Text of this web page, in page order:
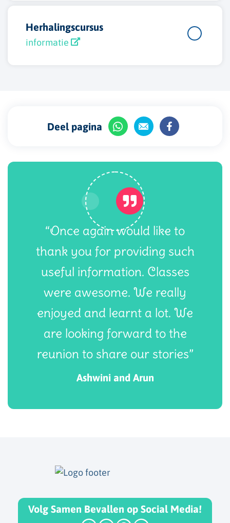
Herhalingscursus
informatie
Deel pagina
“Once again would like to
thank you for providing such
useful information. Classes
were awesome. We really
enjoyed and learnt a lot. We
are looking forward to the
reunion to share our stories”
Ashwini and Arun
Volg Samen Bevallen op Social Media!